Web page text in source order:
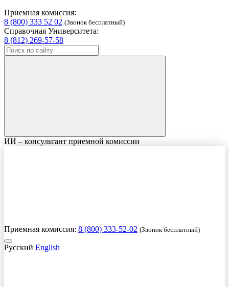
Приемная комиссия:
8 (800) 333 52 02 (Звонок бесплатный)
Справочная Университета:
8 (812) 269-57-58
ИИ – консультант приемной комиссии
Приемная комиссия: 8 (800) 333-52-02 (Звонок бесплатный)
Русский English